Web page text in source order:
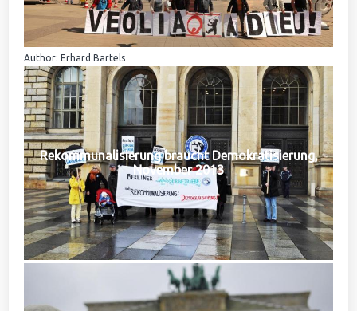
Author: Erhard Bartels
Rekommunalisierung braucht Demokratisierung,
November 2013